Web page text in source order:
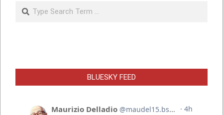
Search
BLUESKY FEED